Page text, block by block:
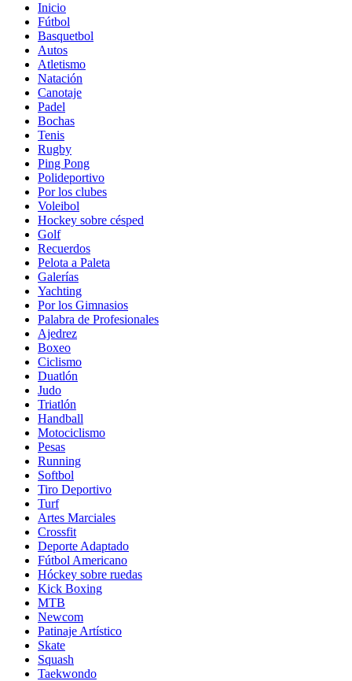
Inicio
Fútbol
Basquetbol
Autos
Atletismo
Natación
Canotaje
Padel
Bochas
Tenis
Rugby
Ping Pong
Polideportivo
Por los clubes
Voleibol
Hockey sobre césped
Golf
Recuerdos
Pelota a Paleta
Galerías
Yachting
Por los Gimnasios
Palabra de Profesionales
Ajedrez
Boxeo
Ciclismo
Duatlón
Judo
Triatlón
Handball
Motociclismo
Pesas
Running
Softbol
Tiro Deportivo
Turf
Artes Marciales
Crossfit
Deporte Adaptado
Fútbol Americano
Hóckey sobre ruedas
Kick Boxing
MTB
Newcom
Patinaje Artístico
Skate
Squash
Taekwondo